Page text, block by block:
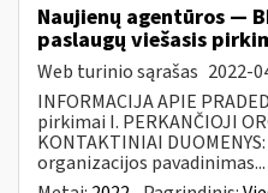
Naujienų agentūros —
paslaugų viešasis
Web turinio sąrašas 2022-
INFORMACIJA APIE
pirkimai I. PERKANČIOJI
KONTAKTINIAI
organizacijos pavadinimas...